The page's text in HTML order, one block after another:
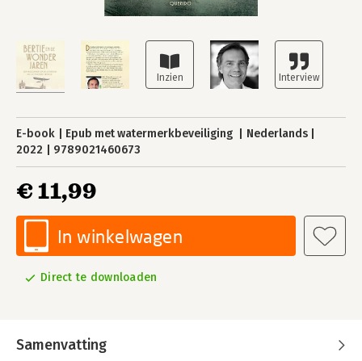
E-book Epub met watermerkbeveiliging
Nederlands
2022
9789021460673
€ 11,99
In winkelwagen
Direct te downloaden
Samenvatting